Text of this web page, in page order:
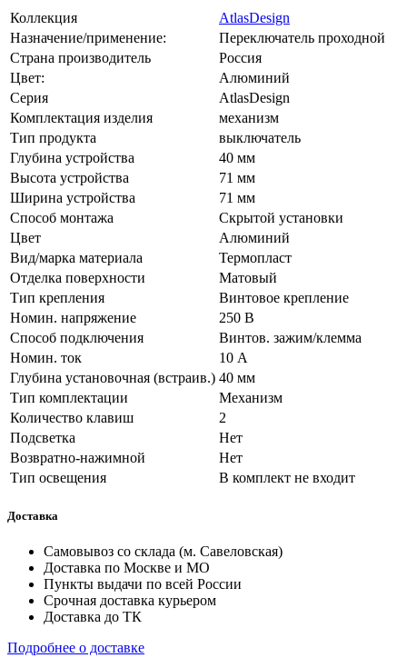
Коллекция
AtlasDesign
Назначение/применение:
Переключатель проходной
Страна производитель
Россия
Цвет:
Алюминий
Серия
AtlasDesign
Комплектация изделия
механизм
Тип продукта
выключатель
Глубина устройства
40 мм
Высота устройства
71 мм
Ширина устройства
71 мм
Способ монтажа
Скрытой установки
Цвет
Алюминий
Вид/марка материала
Термопласт
Отделка поверхности
Матовый
Тип крепления
Винтовое крепление
Номин. напряжение
250 В
Способ подключения
Винтов. зажим/клемма
Номин. ток
10 А
Глубина установочная (встраив.) 40 мм
Тип комплектации
Механизм
Количество клавиш
2
Подсветка
Нет
Возвратно-нажимной
Нет
Тип освещения
В комплект не входит
Доставка
Самовывоз со склада (м. Савеловская)
Доставка по Москве и МО
Пункты выдачи по всей России
Срочная доставка курьером
Доставка до ТК
Подробнее о доставке